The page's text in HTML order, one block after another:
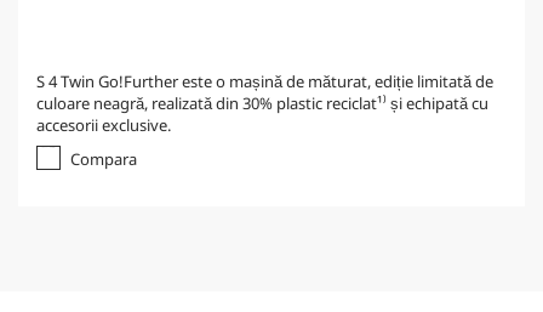
S 4 Twin Go!Further este o mașină de măturat, ediție limitată de
culoare neagră, realizată din 30% plastic reciclat¹⁾ și echipată cu
accesorii exclusive.
Compara